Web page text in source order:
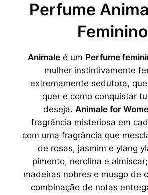
Perfume
Feminino
Animaleé um Perfume
mulher instintivamente
extremamente sedutora,
quer e como conquistar
deseja. Animale for
fragrância misteriosa em
com uma fragrância que
de rosas, jasmim e ylang
pimento, nerolina e
madeiras nobres e musgo de
combinação de notas